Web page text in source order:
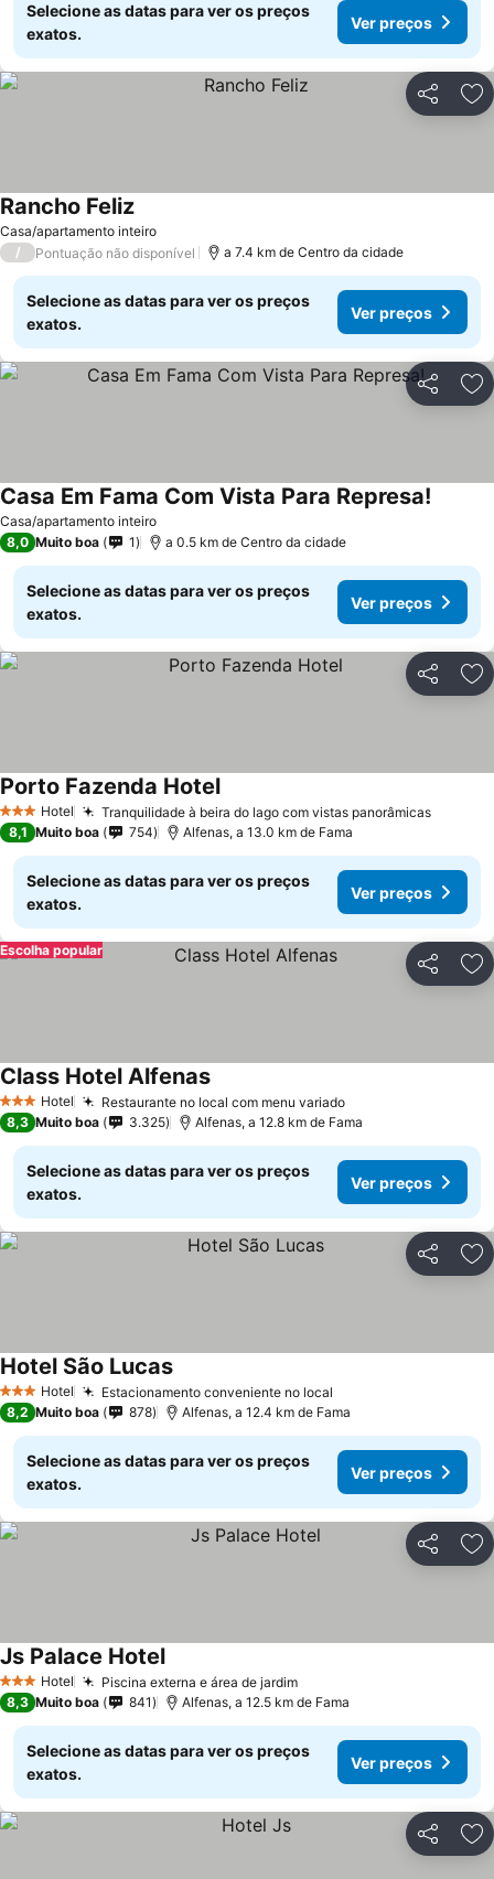
Selecione as datas para ver os preços
exatos.
Ver preços
Partilhar
Casa/apartamento inteiro
Rancho Feliz
/ Pontuação não disponível a 7.4 km de Centro da cidade
Selecione as datas para ver os preços
exatos.
Ver preços
Partilhar
Casa/apartamento inteiro
Casa Em Fama Com Vista Para Represa!
8,0 Muito boa 1 a 0.5 km de Centro da cidade
Selecione as datas para ver os preços
exatos.
Ver preços
Partilhar
3 EstrelasHotel Tranquilidade à beira do lago com vistas panorâmicas
Porto Fazenda Hotel
8,1 Muito boa 754 Alfenas, a 13.0 km de Fama
Selecione as datas para ver os preços
exatos.
Ver preços
Partilhar
Escolha popular
3 EstrelasHotel Restaurante no local com menu variado
Class Hotel Alfenas
8,3 Muito boa 3.325 Alfenas, a 12.8 km de Fama
Selecione as datas para ver os preços
exatos.
Ver preços
Partilhar
3 EstrelasHotel Estacionamento conveniente no local
Hotel São Lucas
8,2 Muito boa 878 Alfenas, a 12.4 km de Fama
Selecione as datas para ver os preços
exatos.
Ver preços
Partilhar
3 EstrelasHotel Piscina externa e área de jardim
Js Palace Hotel
8,3 Muito boa 841 Alfenas, a 12.5 km de Fama
Selecione as datas para ver os preços
exatos.
Ver preços
Partilhar